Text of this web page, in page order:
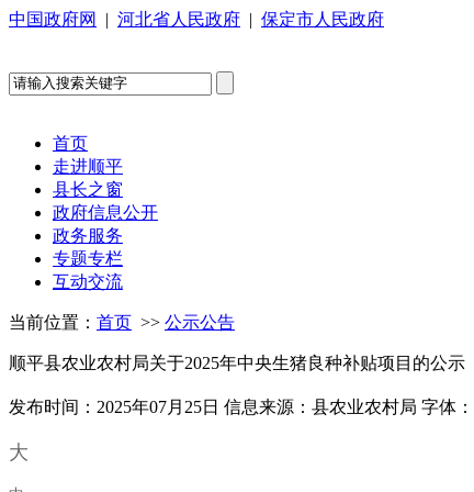
中国政府网 | 河北省人民政府 | 保定市人民政府
首页
走进顺平
县长之窗
政府信息公开
政务服务
专题专栏
互动交流
当前位置： 首页 >> 公示公告
顺平县农业农村局关于2025年中央生猪良种补贴项目的公示
发布时间：2025年07月25日 信息来源：县农业农村局 字体：
大